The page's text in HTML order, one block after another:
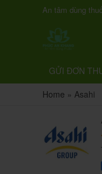
An tâm dùng
GỬI ĐƠN
Home » Asahi